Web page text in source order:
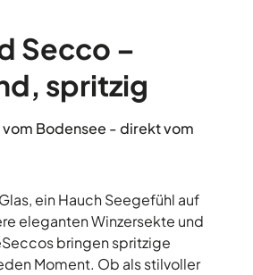
Secco –
spritzig
vom Bodensee - direkt vom
ein Hauch Seegefühl auf
eleganten Winzersekte und
bringen spritzige
Moment. Ob als stilvoller